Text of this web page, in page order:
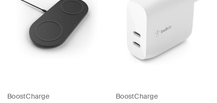
BoostCharge
BoostCharge